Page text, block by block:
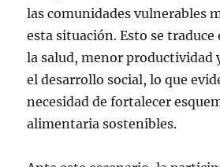
las comunidades vulnerables
esta situación. Esto se traduce
la salud, menor productividad
el desarrollo social, lo que
necesidad de fortalecer
alimentaria sostenibles.